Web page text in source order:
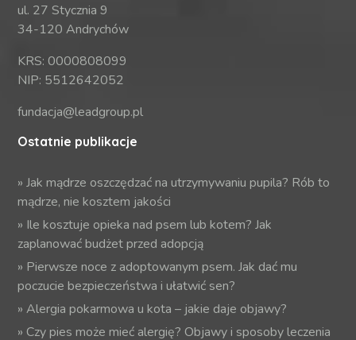
ul. 27 Stycznia 9
34-120 Andrychów
KRS: 0000808099
NIP: 5512642052
fundacja@leadgroup.pl
Ostatnie publikacje
»Jak mądrze oszczędzać na utrzymywaniu pupila? Rób to
mądrze, nie kosztem jakości
» Ile kosztuje opieka nad psem lub kotem? Jak
zaplanować budżet przed adopcją
» Pierwsze noce z adoptowanym psem. Jak dać mu
poczucie bezpieczeństwa i ułatwić sen?
»Alergia pokarmowa u kota – jakie daje objawy?
»Czy pies może mieć alergię? Objawy i sposoby leczenia